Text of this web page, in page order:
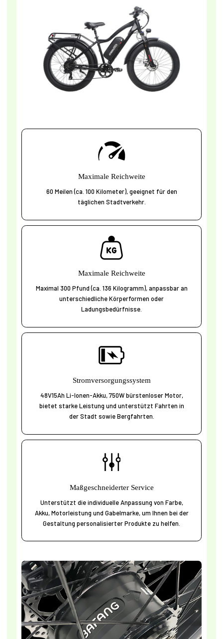
Maximale Reichweite
60 Meilen (ca. 100 Kilometer), geeignet für den
täglichen Stadtverkehr.
Maximale Reichweite
Maximal 300 Pfund (ca. 136 Kilogramm), anpassbar an
unterschiedliche Körperformen oder
Ladungsbedürfnisse.
Stromversorgungssystem
48V15Ah Li-Ionen-Akku, 750W bürstenloser Motor,
bietet starke Leistung und unterstützt Fahrten in
der Stadt sowie Bergfahrten.
Maßgeschneiderter Service
Unterstützt die individuelle Anpassung von Farbe,
Akku, Motorleistung und Gabelmarke, um Ihnen bei der
Gestaltung personalisierter Produkte zu helfen.